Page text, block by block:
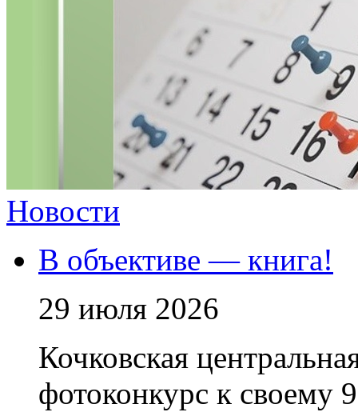
Новости
В объективе — книга!
29 июля 2026
Кочковская
фотоконкурс к своему